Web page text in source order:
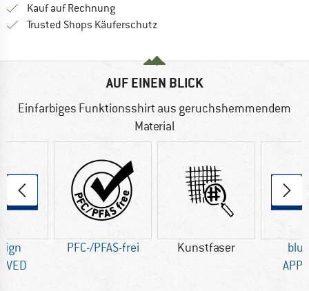
Kauf auf RechnungFinde die Zahlungs-Infos hier! Öffnet
Trusted Shops Käuferschutz
AUF EINEN BLICK
Einfarbiges Funktionsshirt aus geruchshemmendem
Material
PFC-/PFAS-frei Kunstfaser